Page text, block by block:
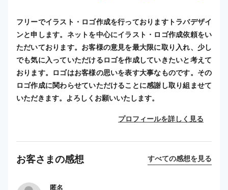
フリーでイラスト・ロゴ作成を行っておりますトラバデザイ
ンと申します。ネットを中心にイラスト・ロゴ作成依頼をい
ただいております。お客様の意見を最大限に取り入れ、少し
でも気に入っていただけるロゴを作成していきたいと考えて
おります。ロゴはお客様の思いを表す大事なものです。その
ロゴ作成に関わらせていただけることに感謝し取り組ませて
いただきます。よろしくお願いいたします。
プロフィールを詳しく見る
お客さまの感想 すべての感想を見る
匿名